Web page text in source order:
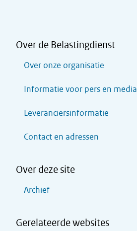
Over de Belastingdienst
Over onze organisatie
Informatie voor pers en media
Leveranciersinformatie
Contact en adressen
Over deze site
Archief
Gerelateerde websites